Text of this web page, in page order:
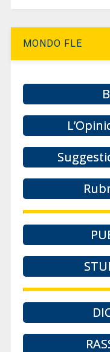
MONDO FLE